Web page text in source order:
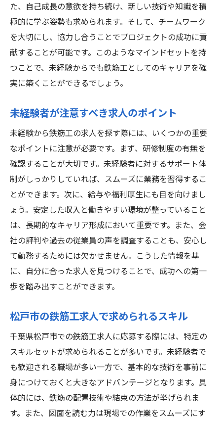
た、自己成長の意欲を持ち続け、新しい技術や知識を積
極的に学ぶ姿勢も求められます。そして、チームワーク
を大切にし、協力し合うことでプロジェクトの成功に貢
献することが可能です。このようなマインドセットを持
つことで、未経験からでも鉄筋工としてのキャリアを確
実に築くことができるでしょう。
未経験者が注意すべき求人のポイント
未経験から鉄筋工の求人を探す際には、いくつかの重要
なポイントに注意が必要です。まず、研修制度の有無を
確認することが大切です。未経験者に対するサポート体
制がしっかりしていれば、スムーズに業務を習得するこ
とができます。次に、給与や福利厚生にも目を向けまし
ょう。安定した収入と働きやすい環境が整っていること
は、長期的なキャリア形成において重要です。また、会
社の評判や過去の従業員の声を調査することも、安心し
て勤務するためには欠かせません。こうした情報を基
に、自分に合った求人を見つけることで、成功への第一
歩を踏み出すことができます。
松戸市の鉄筋工求人で求められるスキル
千葉県松戸市での鉄筋工求人に応募する際には、特定の
スキルセットが求められることが多いです。未経験者で
も歓迎される職場が多い一方で、基本的な技術を事前に
身につけておくと大きなアドバンテージとなります。具
体的には、鉄筋の配置技術や結束の方法が挙げられま
す。また、図面を読む力は現場での作業をスムーズにす